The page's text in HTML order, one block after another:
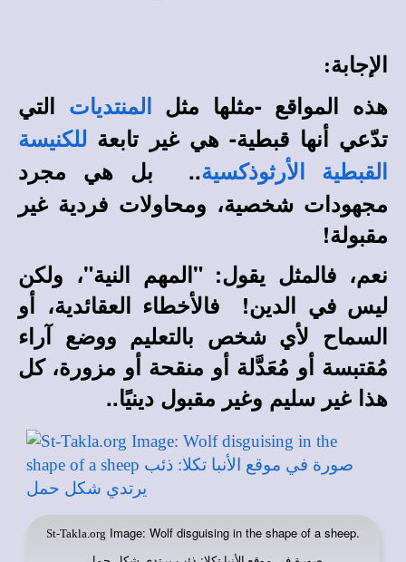
الإجابة:
هذه المواقع -مثلها مثل المنتديات
التي
تدّعي أنها قبطية- هي غير تابعة للكنيسة
القبطية الأرثوذكسية.. بل هي مجرد
مجهودات شخصية، ومحاولات فردية غير
مقبولة!
نعم، فالمثل يقول: "المهم النية"، ولكن
ليس في الدين! فالأخطاء العقائدية، أو
السماح لأي شخص بالتعليم ووضع آراء
مُقتبسة أو مُعَدَّلة أو منقحة أو مزورة، كل
هذا غير سليم وغير مقبول دينيًا..
St-Takla.org Image: Wolf disguising in the shape of a sheep.